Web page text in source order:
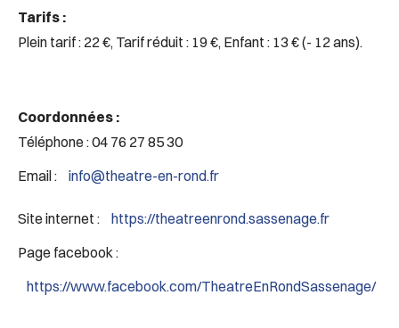
Tarifs :
Plein tarif : 22 €, Tarif réduit : 19 €, Enfant : 13 € (- 12 ans).
Coordonnées :
Téléphone : 04 76 27 85 30
Email :
info@theatre-en-rond.fr
Site internet :
https://theatreenrond.sassenage.fr
Page facebook :
https://www.facebook.com/TheatreEnRondSassenage/